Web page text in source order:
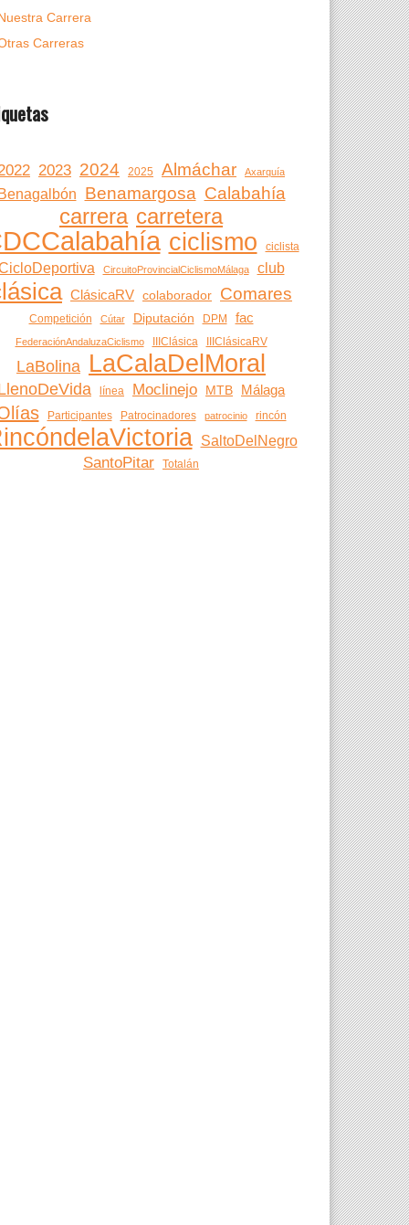
Carrera
Carreras
2023 2024 2025 Almáchar Axarquía
Benamargosa Calabahía
carrera carretera
ciclismo ciclista
CircuitoProvincialCiclismoMálaga club
ClásicaRV colaborador Comares
Competición Cútar Diputación DPM fac
FederaciónAndaluzaCiclismo IIIClásica IIIClásicaRV
LaBolina LaCalaDelMoral
línea Moclinejo MTB Málaga
Participantes Patrocinadores patrocinio rincón
SaltoDelNegro
SantoPitar Totalán